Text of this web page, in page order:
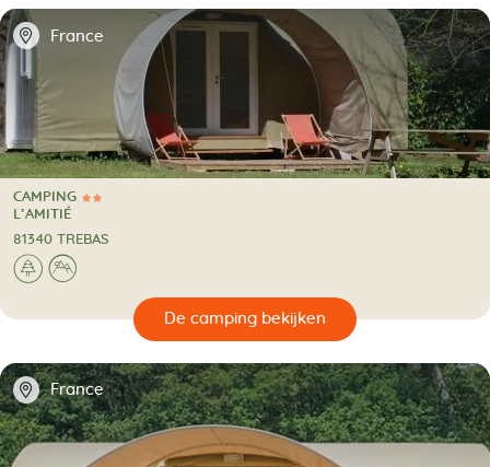
📍 France
2 Sterren
CAMPING
CAMPING
L’AMITIÉ
81340 TREBAS
🌲⛰
🔍
📍 France